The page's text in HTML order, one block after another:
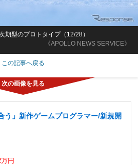
《APOLLO NEWS SERVICE》
期型のプロトタイプ（12/28）
この記事へ戻る
う」新作ゲームプログラマー/新規開
円